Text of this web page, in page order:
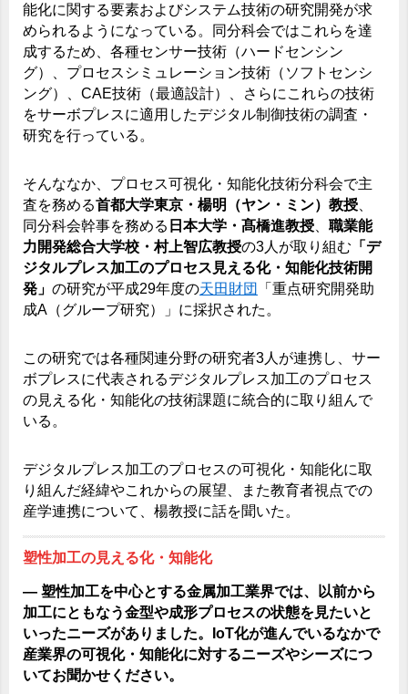
能化に関する要素およびシステム技術の研究開発が求
められるようになっている。同分科会ではこれらを達
成するため、各種センサー技術（ハードセンシン
グ）、プロセスシミュレーション技術（ソフトセンシ
ング）、CAE技術（最適設計）、さらにこれらの技術
をサーボプレスに適用したデジタル制御技術の調査・
研究を行っている。
そんななか、プロセス可視化・知能化技術分科会で主
査を務める首都大学東京・楊明（ヤン・ミン）教授
同分科会幹事を務める 日本大学・髙橋進教授
職業能
力開発総合大学校・村上智広教授の3人が取り組む 「デ
ジタルプレス加工のプロセス見える化・知能化技術開
発」 の研究が平成29年度の天田財団
「重点研究開発助
成A（グループ研究）」に採択された。
この研究では各種関連分野の研究者3人が連携し、サー
ボプレスに代表されるデジタルプレス加工のプロセス
の見える化・知能化の技術課題に統合的に取り組んで
いる。
デジタルプレス加工のプロセスの可視化・知能化に取
り組んだ経緯やこれからの展望、また教育者視点での
産学連携について、楊教授に話を聞いた。
塑性加工の見える化・知能化
― 塑性加工を中心とする金属加工業界では、以前から
加工にともなう金型や成形プロセスの状態を見たいと
いったニーズがありました。IoT化が進んでいるなかで
産業界の可視化・知能化に対するニーズやシーズにつ
いてお聞かせください。